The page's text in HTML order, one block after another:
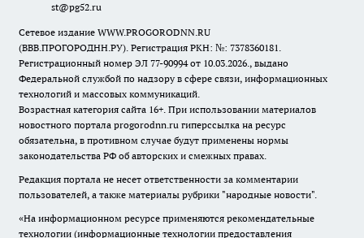
st@pg52.ru
Сетевое издание WWW.PROGORODNN.RU
(ВВВ.ПРОГОРОДНН.РУ). Регистрация РКН: №: 7378360181.
Регистрационный номер ЭЛ 77-90994 от 10.03.2026., выдано
Федеральной службой по надзору в сфере связи, информационных
технологий и массовых коммуникаций.
Возрастная категория сайта 16+. При использовании материалов
новостного портала progorodnn.ru гиперссылка на ресурс
обязательна, в противном случае будут применены нормы
законодательства РФ об авторских и смежных правах.
Редакция портала не несет ответственности за комментарии
пользователей, а также материалы рубрики "народные новости".
«На информационном ресурсе применяются рекомендательные
технологии (информационные технологии предоставления